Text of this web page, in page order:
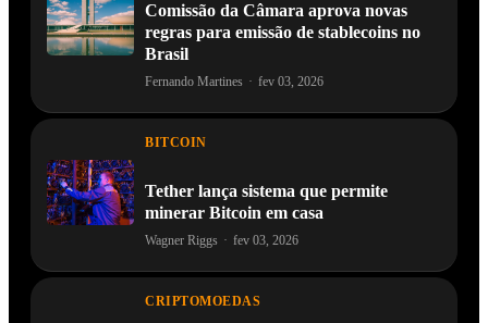
Comissão da Câmara aprova novas
regras para emissão de stablecoins no
Brasil
Fernando Martines · fev 03, 2026
BITCOIN
Tether lança sistema que permite
minerar Bitcoin em casa
Wagner Riggs · fev 03, 2026
CRIPTOMOEDAS